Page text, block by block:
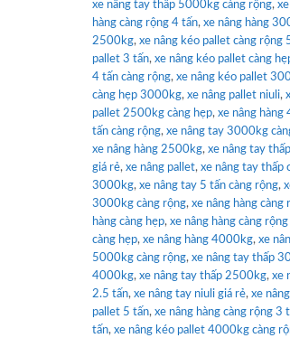
xe nâng tay thấp 5000kg càng rộng,
hàng càng rộng 4 tấn, xe nâng hàng
2500kg, xe nâng kéo pallet càng rộng
pallet 3 tấn, xe nâng kéo pallet càng
4 tấn càng rộng, xe nâng kéo pallet
càng hẹp 3000kg, xe nâng pallet niuli,
pallet 2500kg càng hẹp, xe nâng hàng
tấn càng rộng, xe nâng tay 3000kg
xe nâng hàng 2500kg, xe nâng tay
giá rẻ, xe nâng pallet, xe nâng tay thấp
3000kg, xe nâng tay 5 tấn càng rộng,
3000kg càng rộng, xe nâng hàng
hàng càng hẹp, xe nâng hàng càng
càng hẹp, xe nâng hàng 4000kg, xe
5000kg càng rộng, xe nâng tay thấp
4000kg, xe nâng tay thấp 2500kg, xe
2.5 tấn, xe nâng tay niuli giá rẻ, xe
pallet 5 tấn, xe nâng hàng càng rộng 3
tấn, xe nâng kéo pallet 4000kg càng